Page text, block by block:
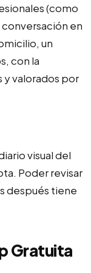
(como
en
un
con la
y valorados por
visual del
Poder revisar
después tiene
Gratuita